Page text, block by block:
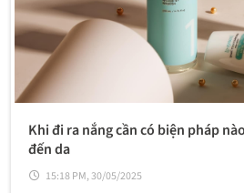
Khi đi ra nắng cần có biện pháp
đến da
15:18 PM, 30/05/2025